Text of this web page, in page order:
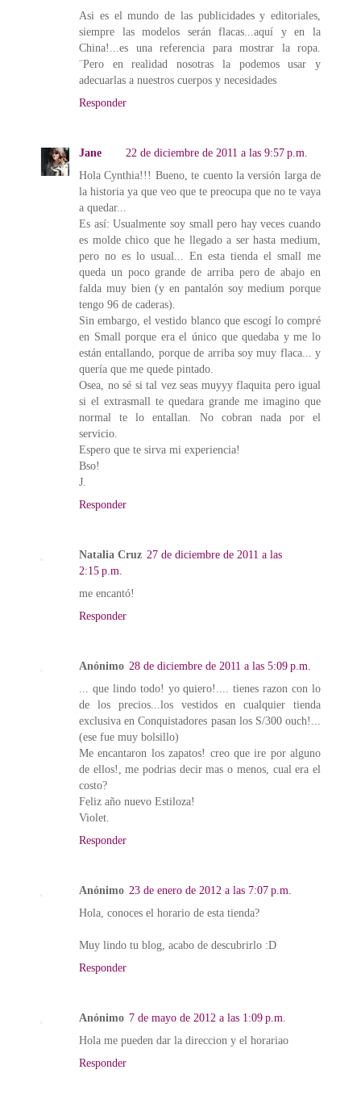
Asi es el mundo de las publicidades y editoriales,
siempre las modelos serán flacas...aquí y en la
China!...es una referencia para mostrar la ropa.
¨Pero en realidad nosotras la podemos usar y
adecuarlas a nuestros cuerpos y necesidades
Responder
Jane
22 de diciembre de 2011 a las 9:57 p.m.
Hola Cynthia!!! Bueno, te cuento la versión larga de
la historia ya que veo que te preocupa que no te vaya
a quedar...
Es así: Usualmente soy small pero hay veces cuando
es molde chico que he llegado a ser hasta medium,
pero no es lo usual... En esta tienda el small me
queda un poco grande de arriba pero de abajo en
falda muy bien (y en pantalón soy medium porque
tengo 96 de caderas).
Sin embargo, el vestido blanco que escogí lo compré
en Small porque era el único que quedaba y me lo
están entallando, porque de arriba soy muy flaca... y
quería que me quede pintado.
Osea, no sé si tal vez seas muyyy flaquita pero igual
si el extrasmall te quedara grande me imagino que
normal te lo entallan. No cobran nada por el
servicio.
Espero que te sirva mi experiencia!
Bso!
J.
Responder
Natalia Cruz 27 de diciembre de 2011 a las
2:15 p.m.
me encantó!
Responder
Anónimo 28 de diciembre de 2011 a las 5:09 p.m.
... que lindo todo! yo quiero!.... tienes razon con lo
de los precios...los vestidos en cualquier tienda
exclusiva en Conquistadores pasan los S/300 ouch!...
(ese fue muy bolsillo)
Me encantaron los zapatos! creo que ire por alguno
de ellos!, me podrias decir mas o menos, cual era el
costo?
Feliz año nuevo Estiloza!
Violet.
Responder
Anónimo 23 de enero de 2012 a las 7:07 p.m.
Hola, conoces el horario de esta tienda?
Muy lindo tu blog, acabo de descubrirlo :D
Responder
Anónimo 7 de mayo de 2012 a las 1:09 p.m.
Hola me pueden dar la direccion y el horariao
Responder